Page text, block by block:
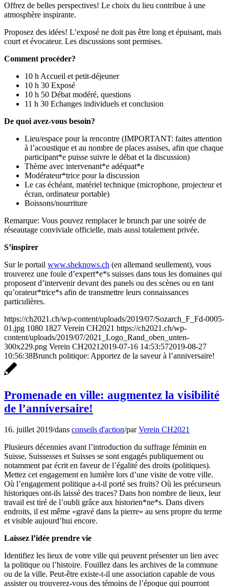
Offrez de belles perspectives! Le choix du lieu contribue à une
atmosphère inspirante.
Proposez des idées! L’exposé ne doit pas être long et épuisant, mais
court et évocateur. Les discussions sont permises.
Comment procéder?
10 h Accueil et petit-déjeuner
10 h 30 Exposé
10 h 50 Débat modéré, questions
11 h 30 Echanges individuels et conclusion
De quoi avez-vous besoin?
Lieu/espace pour la rencontre (IMPORTANT: faites attention
à l’acoustique et au nombre de places assises, afin que chaque
participant*e puisse suivre le débat et la discussion)
Thème avec intervenant*e adéquat*e
Modérateur*trice pour la discussion
Le cas échéant, matériel technique (microphone, projecteur et
écran, ordinateur portable)
Boissons/nourriture
Remarque: Vous pouvez remplacer le brunch par une soirée de
réseautage conviviale officielle, mais aussi totalement privée.
S’inspirer
Sur le portail www.sheknows.ch (en allemand seullement), vous
trouverez une foule d’expert*e*s suisses dans tous les domaines qui
proposent d’intervenir devant des panels ou des scènes ou en tant
qu’orateur*trice*s afin de transmettre leurs connaissances
particulières.
https://ch2021.ch/wp-content/uploads/2019/07/Sozarch_F_Fd-0005-
01.jpg 1080 1827 Verein CH2021 https://ch2021.ch/wp-
content/uploads/2019/07/2021_Logo_Rand_oben_unten-
300x229.png Verein CH2021 2019-07-16 14:53:572019-08-27
10:56:38Brunch politique: Apportez de la saveur à l’anniversaire!
Promenade en ville: augmentez la visibilité
de l’anniversaire!
16. juillet 2019/dans conseils d'action/parVerein CH2021
Plusieurs décennies avant l’introduction du suffrage féminin en
Suisse, Suissesses et Suisses se sont engagés publiquement ou
notamment par écrit en faveur de l’égalité des droits (politiques).
Mettez cet engagement en lumière lors d’une visite de votre ville.
Où l’engagement politique a-t-il porté ses fruits? Où les précurseurs
historiques ont-ils laissé des traces? Dans bon nombre de lieux, leur
travail est tiré de l’oubli grâce aux historien*ne*s. Dans divers
endroits, il est même «gravé dans la pierre» au sens propre du terme
et visible aujourd’hui encore.
Laissez l’idée prendre vie
Identifiez les lieux de votre ville qui peuvent présenter un lien avec
la politique ou l’histoire. Fouillez dans les archives de la commune
ou de la ville. Peut-être existe-t-il une association capable de vous
assister ou trouverez-vous des témoins de l’époque qui pourront